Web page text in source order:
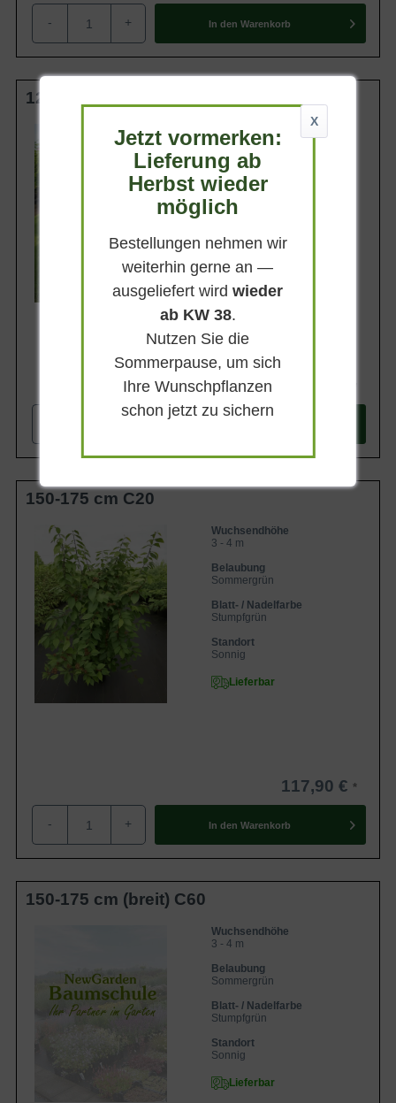
- + In den Warenkorb
125-150 cm C35
Wuchsendhöhe
3 - 4 m
Belaubung
Sommergrün
Blatt- / Nadelfarbe
Stumpfgrün
Standort
150-175 cm C20
Wuchsendhöhe
3 - 4 m
Belaubung
Sommergrün
Blatt- / Nadelfarbe
Stumpfgrün
Standort
Sonnig
Lieferbar
117,90 €
- + In den Warenkorb
150-175 cm (breit) C60
Wuchsendhöhe
3 - 4 m
Belaubung
Sommergrün
Blatt- / Nadelfarbe
Stumpfgrün
Standort
Sonnig
Lieferbar
X
Jetzt vormerken:
Lieferung ab
Herbst wieder
möglich
Bestellungen nehmen wir
weiterhin gerne an —
ausgeliefert wirdwieder
ab KW 38.
Nutzen Sie die
Sommerpause, um sich
Ihre Wunschpflanzen
schon jetzt zu sichern